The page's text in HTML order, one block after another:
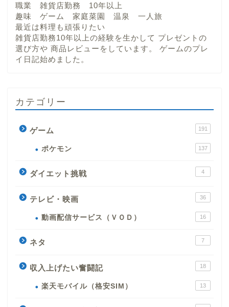
職業 雑貨店勤務 10年以上
趣味 ゲーム 家庭菜園 温泉 一人旅
最近は料理も頑張りたい
雑貨店勤務10年以上の経験を生かして プレゼントの
選び方や 商品レビューをしています。 ゲームのプレ
イ日記始めました。
カテゴリー
ゲーム 191
ポケモン 137
ダイエット挑戦 4
テレビ・映画 36
動画配信サービス（ＶＯＤ） 16
ネタ 7
収入上げたい奮闘記 18
楽天モバイル（格安SIM） 13